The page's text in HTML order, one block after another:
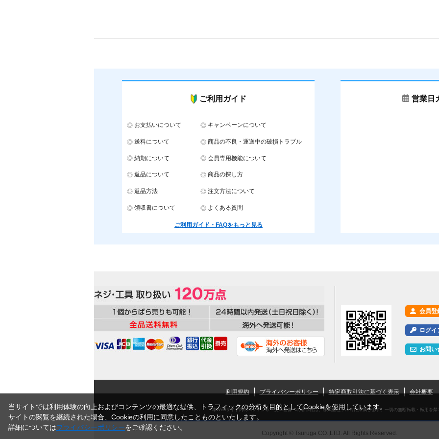
ご利用ガイド
お支払いについて キャンペーンについて
送料について 商品の不良・運送中の破損トラブル
納期について 会員専用機能について
返品について 商品の探し方
返品方法 注文方法について
領収書について よくある質問
ご利用ガイド・FAQをもっと見る
営業日
会員登
ログイ
お問い
利用規約 プライバシーポリシー 特定商取引法に基づく表示 会社概要
本Webサイト内のコンテンツ・文章画像への著作権は、株式会社ツルガに帰属します。一切の無断転載・転用を禁
Copyright © Tsuruga CO.,LTD. All Rights Reserved.
当サイトでは利用体験の向上およびコンテンツの最適な提供、トラフィックの分析を目的としてCookieを使用しています。
サイトの閲覧を継続された場合、Cookieの利用に同意したことものといたします。
詳細についてはプライバシーポリシーをご確認ください。